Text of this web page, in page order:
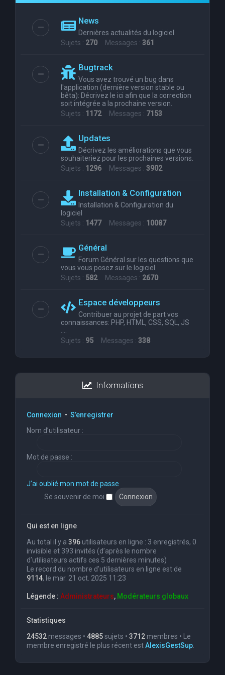
News
Dernières actualités du logiciel
Sujets : 270 Messages : 361
Bugtrack
Vous avez trouvé un bug dans
l'application (dernière version stable ou
bêta): Décrivez le ici afin que la correction
soit intégrée a la prochaine version.
Sujets : 1172Messages : 7153
Updates
Décrivez les améliorations que vous
souhaiteriez pour les prochaines versions.
Sujets : 1296 Messages : 3902
Installation & Configuration
Installation & Configuration du
logiciel
Sujets : 1477Messages : 10087
Général
Forum Général sur les questions que
vous vous posez sur le logiciel.
Sujets : 582Messages : 2670
Espace développeurs
Contribuer au projet de part vos
connaissances: PHP, HTML, CSS, SQL, JS
....
Sujets : 95 Messages : 338
Informations
Connexion • S’enregistrer
Nom d’utilisateur :
Mot de passe :
J’ai oublié mon mot de passe
Se souvenir de moi
Qui est en ligne
Au total il y a 396 utilisateurs en ligne : 3 enregistrés, 0
invisible et 393 invités (d’après le nombre
d’utilisateurs actifs ces 5 dernières minutes)
Le record du nombre d’utilisateurs en ligne est de
9114, le mar. 21 oct. 2025 11:23
Légende : Administrateurs, Modérateurs globaux
Statistiques
24532 messages • 4885sujets • 3712 membres • Le
membre enregistré le plus récent estAlexisGestSup.